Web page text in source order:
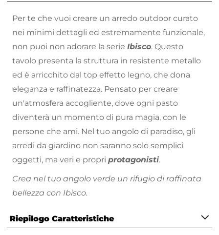
Per te che vuoi creare un arredo outdoor curato
nei minimi dettagli ed estremamente funzionale,
non puoi non adorare la serie Ibisco. Questo
tavolo presenta la struttura in resistente metallo
ed è arricchito dal top effetto legno, che dona
eleganza e raffinatezza. Pensato per creare
un'atmosfera accogliente, dove ogni pasto
diventerà un momento di pura magia, con le
persone che ami. Nel tuo angolo di paradiso, gli
arredi da giardino non saranno solo semplici
oggetti, ma veri e propri protagonisti.
Crea nel tuo angolo verde un rifugio di raffinata
bellezza con Ibisco.
all’esterno hanno bisogno di cure particolari.
Riepilogo Caratteristiche